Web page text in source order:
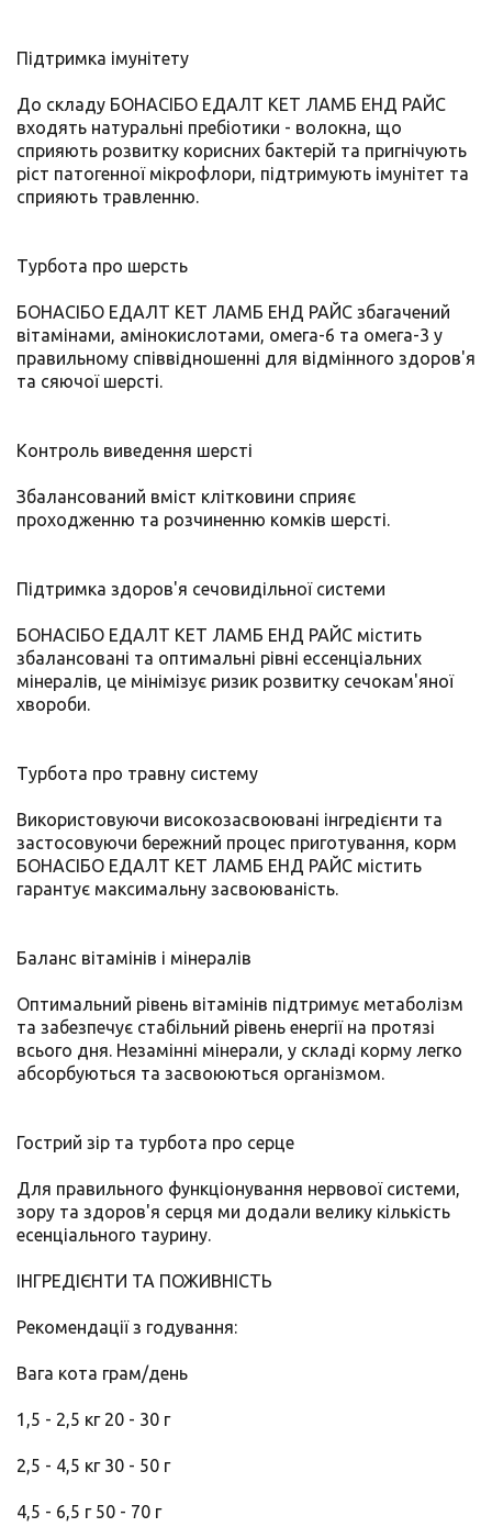
Підтримка імунітету
До складу БОНАСІБО ЕДАЛТ КЕТ ЛАМБ ЕНД РАЙС
входять натуральні пребіотики - волокна, що
сприяють розвитку корисних бактерій та пригнічують
ріст патогенної мікрофлори, підтримують імунітет та
сприяють травленню.
Турбота про шерсть
БОНАСІБО ЕДАЛТ КЕТ ЛАМБ ЕНД РАЙС збагачений
вітамінами, амінокислотами, омега-6 та омега-3 у
правильному співвідношенні для відмінного здоров'я
та сяючої шерсті.
Контроль виведення шерсті
Збалансований вміст клітковини сприяє
проходженню та розчиненню комків шерсті.
Підтримка здоров'я сечовидільної системи
БОНАСІБО ЕДАЛТ КЕТ ЛАМБ ЕНД РАЙС містить
збалансовані та оптимальні рівні ессенціальних
мінералів, це мінімізує ризик розвитку сечокам'яної
хвороби.
Турбота про травну систему
Використовуючи високозасвоювані інгредієнти та
застосовуючи бережний процес приготування, корм
БОНАСІБО ЕДАЛТ КЕТ ЛАМБ ЕНД РАЙС містить
гарантує максимальну засвоюваність.
Баланс вітамінів і мінералів
Оптимальний рівень вітамінів підтримує метаболізм
та забезпечує стабільний рівень енергії на протязі
всього дня. Незамінні мінерали, у складі корму легко
абсорбуються та засвоюються організмом.
Гострий зір та турбота про серце
Для правильного функціонування нервової системи,
зору та здоров'я серця ми додали велику кількість
есенціального таурину.
ІНГРЕДІЄНТИ ТА ПОЖИВНІСТЬ
Рекомендації з годування:
Вага кота грам/день
1,5 - 2,5 кг 20 - 30 г
2,5 - 4,5 кг 30 - 50 г
4,5 - 6,5 г 50 - 70 г